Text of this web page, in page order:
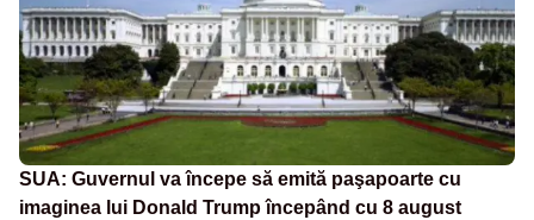
SUA: Guvernul va începe să emită paşapoarte cu
imaginea lui Donald Trump începând cu 8 august